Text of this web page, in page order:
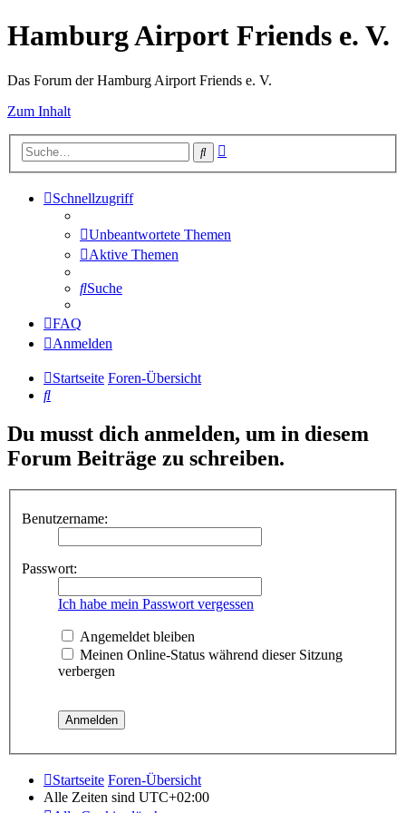
Hamburg Airport Friends e. V.
Das Forum der Hamburg Airport Friends e. V.
Zum Inhalt
Suche
Schnellzugriff
Unbeantwortete Themen
Aktive Themen
Suche
FAQ
Anmelden
Startseite Foren-Übersicht
Suche
Du musst dich anmelden, um in diesem
Forum Beiträge zu schreiben.
Benutzername:
Passwort:
Ich habe mein Passwort vergessen
Angemeldet bleiben
Meinen Online-Status während dieser Sitzung
verbergen
Startseite Foren-Übersicht
Alle Zeiten sind UTC+02:00